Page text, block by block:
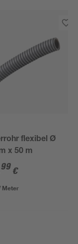
flexibel Ø
x 50 m
99 €
Meter